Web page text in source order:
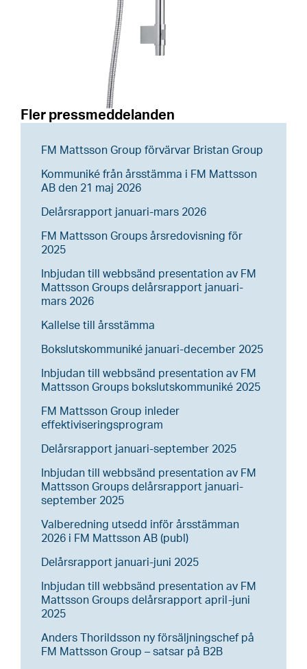
Fler pressmeddelanden
FM Mattsson Group förvärvar Bristan Group
Kommuniké från årsstämma i FM Mattsson
AB den 21 maj 2026
Delårsrapport januari-mars 2026
FM Mattsson Groups årsredovisning för
2025
Inbjudan till webbsänd presentation av FM
Mattsson Groups delårsrapport januari-
mars 2026
Kallelse till årsstämma
Bokslutskommuniké januari-december 2025
Inbjudan till webbsänd presentation av FM
Mattsson Groups bokslutskommuniké 2025
FM Mattsson Group inleder
effektiviseringsprogram
Delårsrapport januari-september 2025
Inbjudan till webbsänd presentation av FM
Mattsson Groups delårsrapport januari-
september 2025
Valberedning utsedd inför årsstämman
2026 i FM Mattsson AB (publ)
Delårsrapport januari-juni 2025
Inbjudan till webbsänd presentation av FM
Mattsson Groups delårsrapport april-juni
2025
Anders Thorildsson ny försäljningschef på
FM Mattsson Group – satsar på B2B